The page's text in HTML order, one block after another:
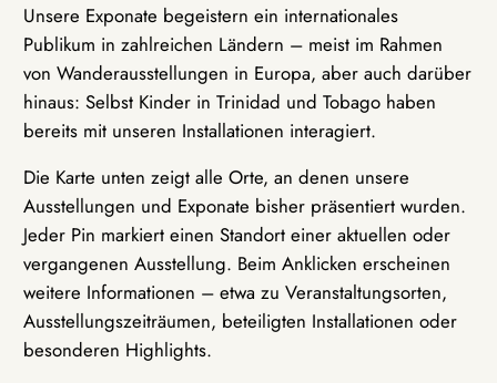
Unsere Exponate begeistern ein internationales
Publikum in zahlreichen Ländern – meist im Rahmen
von Wanderausstellungen in Europa, aber auch darüber
hinaus: Selbst Kinder in Trinidad und Tobago haben
bereits mit unseren Installationen interagiert.
Die Karte unten zeigt alle Orte, an denen unsere
Ausstellungen und Exponate bisher präsentiert wurden.
Jeder Pin markiert einen Standort einer aktuellen oder
vergangenen Ausstellung. Beim Anklicken erscheinen
weitere Informationen – etwa zu Veranstaltungsorten,
Ausstellungszeiträumen, beteiligten Installationen oder
besonderen Highlights.